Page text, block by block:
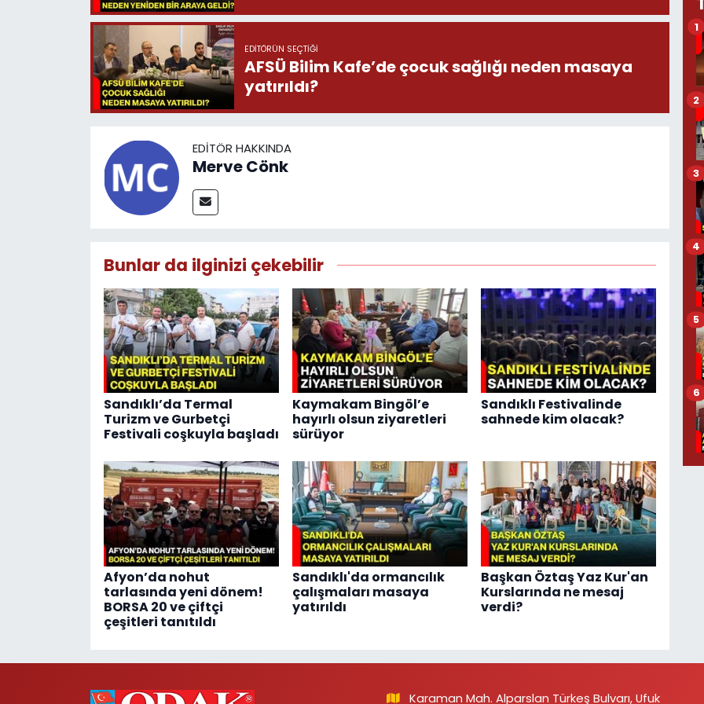
EDITÖRÜN SEÇTIĞI
AFSÜ Bilim Kafe’de çocuk sağlığı neden masaya
yatırıldı?
EDITÖR HAKKINDA
Merve Cönk
Bunlar da ilginizi çekebilir
Sandıklı’da Termal
Turizm ve Gurbetçi
Festivali coşkuyla başladı
Kaymakam Bingöl’e
hayırlı olsun ziyaretleri
sürüyor
Sandıklı Festivalinde
sahnede kim olacak?
Afyon’da nohut
tarlasında yeni dönem!
BORSA 20 ve çiftçi
çeşitleri tanıtıldı
Sandıklı'da ormancılık
çalışmaları masaya
yatırıldı
Başkan Öztaş Yaz Kur'an
Kurslarında ne mesaj
verdi?
1
2
3
4
5
6
Karaman Mah. Alparslan Türkeş Bulvarı, Ufuk